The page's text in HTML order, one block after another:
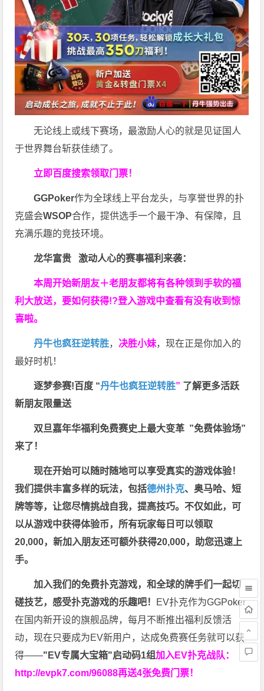
无论线上或线下赛场，最激励人心的就是见证国人
于世界舞台斩获佳绩了。
立即百度搜索领取门票！
GGPoker作为全球线上平台龙头，与享誉世界的扑
克盛会WSOP合作，提供选手一个最干净、有保障，且
充满乐趣的竞技环境。
龙华富贵 激动人心的赛事福利来袭：
本周开始新朋友＋老朋友都将有各种领到手软的福
利大放送，要如何获得!?登入游戏中查看有没有收到惊
喜啦。
丹牛也疯狂逆转胜，决胜小妹，现在正是你加入的
最好时机！
逐梦参赛!百度 “丹牛也疯狂逆转胜” 了解更多活跃
新朋友限量送
双旦嘉年华福利免费赛史上最大变革 ”免费体验场”
来了！
现在开始可以随时随地可以享受真实的游戏体验！
我们提供丰富多样的玩法，包括德州扑克、奥马哈、短
牌等等，让您尽情挑战自我，提高技巧。不仅如此， 可
以从游戏中获得体验币，所有玩家每日可以领取
20,000，新加入朋友还可额外获得20,000，助您迅速上
手。
加入我们的免费扑克游戏，和全球的牌手们一起切
磋技艺，感受扑克游戏的乐趣吧！ EV扑克作为GGPoker
在国内新开设的旗舰品牌，每月不断推出福利反馈活
动，现在只要成为EV新用户，达成免费赛任务就可以获
得——"EV专属大宝箱"启动码1组加入EV扑克战队：
http://evpk7.com/96088再送4张免费门票！